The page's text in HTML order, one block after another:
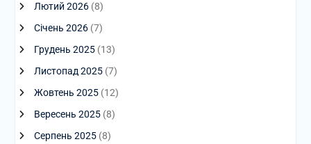
Лютий 2026(8)
Січень 2026(7)
Грудень 2025(13)
Листопад 2025(7)
Жовтень 2025(12)
Вересень 2025(8)
Серпень 2025(8)